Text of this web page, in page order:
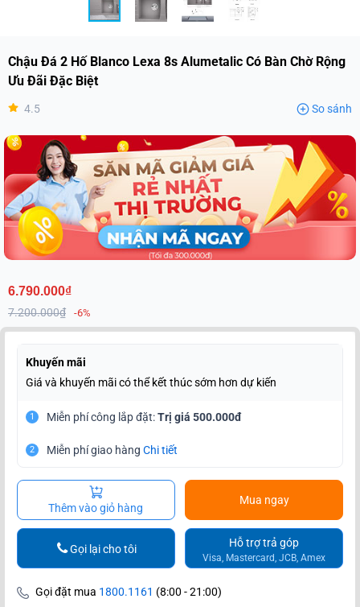
Chậu Đá 2 Hố Blanco Lexa 8s Alumetalic Có Bàn Chờ Rộng
Ưu Đãi Đặc Biệt
4.5 So sánh
6.790.000₫
7.200.000₫ -6%
Khuyến mãi
Giá và khuyến mãi có thể kết thúc sớm hơn dự kiến
1 Miễn phí công lắp đặt:Trị giá 500.000đ
2 Miễn phí giao hàng Chi tiết
Thêm vào giỏ hàng
Mua ngay
Hỗ trợ trả góp
Visa, Mastercard, JCB, Amex
Gọi lại cho tôi
Gọi đặt mua 1800.1161 (8:00 - 21:00)